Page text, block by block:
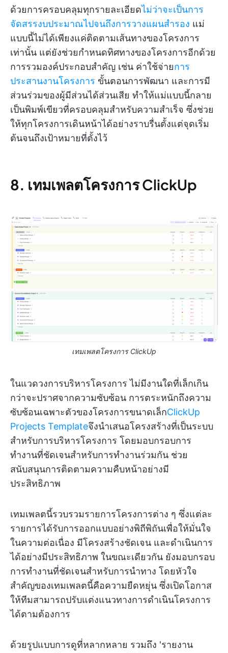
ด้วยการครอบคลุมทุกรายละเอียดไม่ว่าจะเป็นการ
จัดสรรงบประมาณไปจนถึงการวางแผนสำรอง แม่
แบบนี้ไม่ได้เพียงแค่ติดตามเส้นทางของโครงการ
เท่านั้น แต่ยังช่วยกำหนดทิศทางของโครงการอีกด้วย
การรวมองค์ประกอบสำคัญ เช่น ค่าใช้จ่ายการ
ประสานงานโครงการ ขั้นตอนการพัฒนา และการมี
ส่วนร่วมของผู้มีส่วนได้ส่วนเสีย ทำให้แม่แบบนี้กลาย
เป็นพิมพ์เขียวที่ครอบคลุมสำหรับความสำเร็จ ซึ่งช่วย
ให้ทุกโครงการเดินหน้าได้อย่างราบรื่นตั้งแต่จุดเริ่ม
ต้นจนถึงเป้าหมายที่ตั้งไว้
8. เทมเพลตโครงการ ClickUp
เทมเพลตโครงการ ClickUp
ในแวดวงการบริหารโครงการ ไม่มีงานใดที่เล็กเกิน
กว่าจะปราศจากความซับซ้อน การตระหนักถึงความ
ซับซ้อนเฉพาะตัวของโครงการขนาดเล็กClickUp
Projects Templateจึงนำเสนอโครงสร้างที่เป็นระบบ
สำหรับการบริหารโครงการ โดยมอบกรอบการ
ทำงานที่ชัดเจนสำหรับการทำงานร่วมกัน ช่วย
สนับสนุนการติดตามความคืบหน้าอย่างมี
ประสิทธิภาพ
เทมเพลตนี้รวบรวมรายการโครงการต่าง ๆ ซึ่งแต่ละ
รายการได้รับการออกแบบอย่างพิถีพิถันเพื่อให้มั่นใจ
ในความต่อเนื่อง มีโครงสร้างชัดเจน และดำเนินการ
ได้อย่างมีประสิทธิภาพ ในขณะเดียวกัน ยังมอบกรอบ
การทำงานที่ชัดเจนสำหรับการนำทาง โดยหัวใจ
สำคัญของเทมเพลตนี้คือความยืดหยุ่น ซึ่งเปิดโอกาส
ให้ทีมสามารถปรับแต่งแนวทางการดำเนินโครงการ
ได้ตามต้องการ
ด้วยรูปแบบการดูที่หลากหลาย รวมถึง 'รายงาน